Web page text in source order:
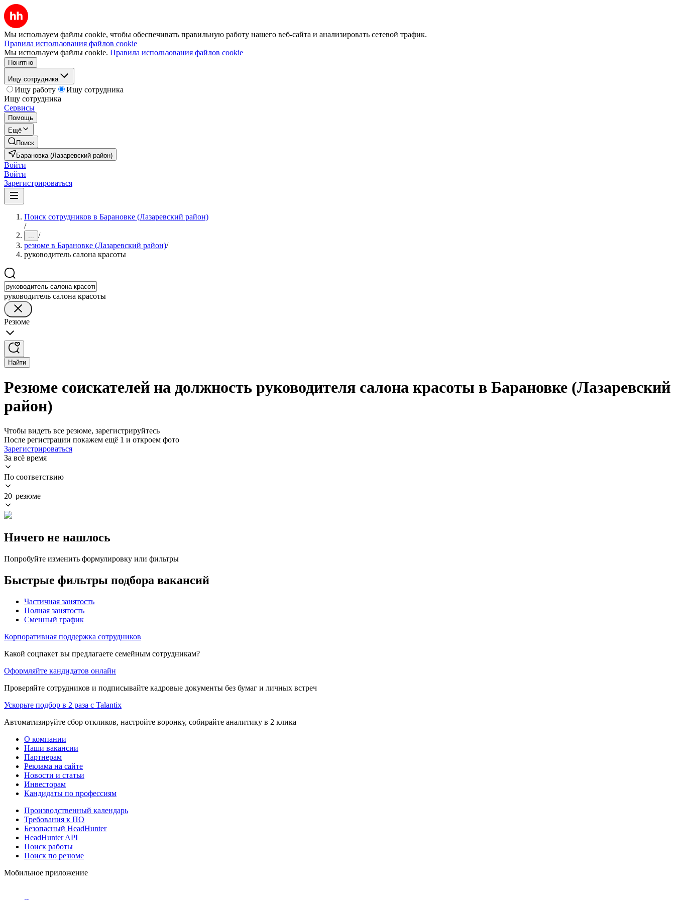
Мы используем файлы cookie, чтобы обеспечивать правильную работу нашего веб-сайта и анализировать сетевой трафик.
Правила использования файлов cookie
Мы используем файлы cookie. Правила использования файлов cookie
Понятно
Ищу сотрудника
Ищу работу
Ищу сотрудника
Ищу сотрудника
Сервисы
Помощь
Ещё
Поиск
Барановка (Лазаревский район)
Войти
Войти
Зарегистрироваться
Поиск сотрудников в Барановке (Лазаревский район)
/
... /
резюме в Барановке (Лазаревский район)/
руководитель салона красоты
руководитель салона красоты
Резюме
Найти
Резюме соискателей на должность руководителя салона красоты в Барановке (Лазаревский
район)
Чтобы видеть все резюме, зарегистрируйтесь
После регистрации покажем ещё 1 и откроем фото
Зарегистрироваться
За всё время
По соответствию
20 резюме
Ничего не нашлось
Попробуйте изменить формулировку или фильтры
Быстрые фильтры подбора вакансий
Частичная занятость
Полная занятость
Сменный график
Корпоративная поддержка сотрудников
Какой соцпакет вы предлагаете семейным сотрудникам?
Оформляйте кандидатов онлайн
Проверяйте сотрудников и подписывайте кадровые документы без бумаг и личных встреч
Ускорьте подбор в 2 раза с Talantix
Автоматизируйте сбор откликов, настройте воронку, собирайте аналитику в 2 клика
О компании
Наши вакансии
Партнерам
Реклама на сайте
Новости и статьи
Инвесторам
Кандидаты по профессиям
Производственный календарь
Требования к ПО
Безопасный HeadHunter
HeadHunter API
Поиск работы
Поиск по резюме
Мобильное приложение